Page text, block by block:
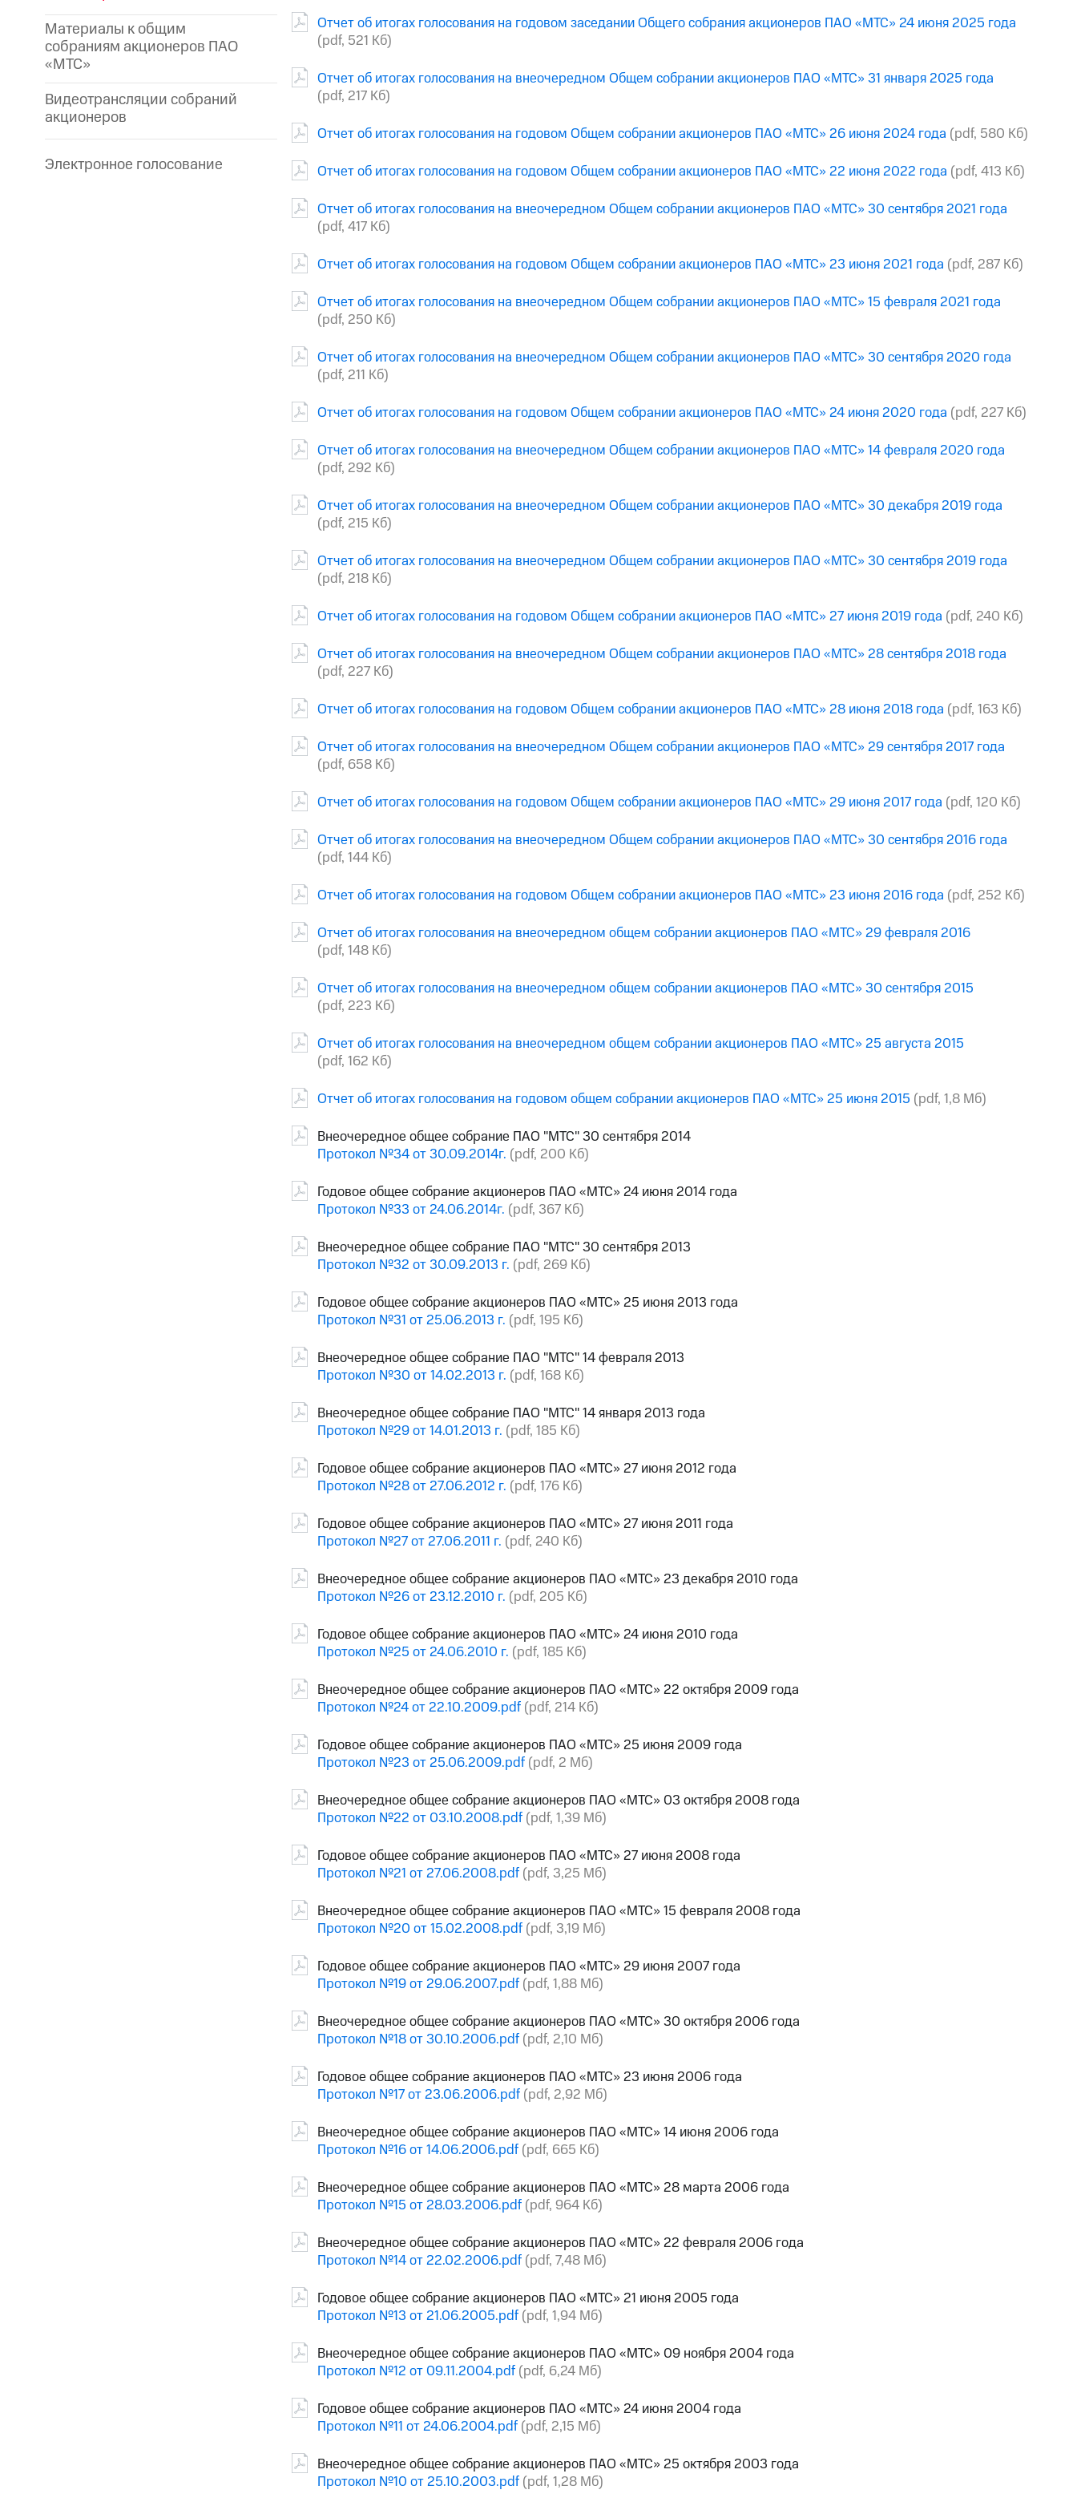
Материалы к общим
собраниям акционеров ПАО
«МТС»
Видеотрансляции собраний
акционеров
Электронное голосование
Отчет об итогах голосования на годовом заседании Общего собрания акционеров ПАО «МТС» 24 июня 2025 года
(pdf, 521 Кб)
Отчет об итогах голосования на внеочередном Общем собрании акционеров ПАО «МТС» 31 января 2025 года
(pdf, 217 Кб)
Отчет об итогах голосования на годовом Общем собрании акционеров ПАО «МТС» 26 июня 2024 года (pdf, 580 Кб)
Отчет об итогах голосования на годовом Общем собрании акционеров ПАО «МТС» 22 июня 2022 года (pdf, 413 Кб)
Отчет об итогах голосования на внеочередном Общем собрании акционеров ПАО «МТС» 30 сентября 2021 года
(pdf, 417 Кб)
Отчет об итогах голосования на годовом Общем собрании акционеров ПАО «МТС» 23 июня 2021 года (pdf, 287 Кб)
Отчет об итогах голосования на внеочередном Общем собрании акционеров ПАО «МТС» 15 февраля 2021 года
(pdf, 250 Кб)
Отчет об итогах голосования на внеочередном Общем собрании акционеров ПАО «МТС» 30 сентября 2020 года
(pdf, 211 Кб)
Отчет об итогах голосования на годовом Общем собрании акционеров ПАО «МТС» 24 июня 2020 года (pdf, 227 Кб)
Отчет об итогах голосования на внеочередном Общем собрании акционеров ПАО «МТС» 14 февраля 2020 года
(pdf, 292 Кб)
Отчет об итогах голосования на внеочередном Общем собрании акционеров ПАО «МТС» 30 декабря 2019 года
(pdf, 215 Кб)
Отчет об итогах голосования на внеочередном Общем собрании акционеров ПАО «МТС» 30 сентября 2019 года
(pdf, 218 Кб)
Отчет об итогах голосования на годовом Общем собрании акционеров ПАО «МТС» 27 июня 2019 года (pdf, 240 Кб)
Отчет об итогах голосования на внеочередном Общем собрании акционеров ПАО «МТС» 28 сентября 2018 года
(pdf, 227 Кб)
Отчет об итогах голосования на годовом Общем собрании акционеров ПАО «МТС» 28 июня 2018 года (pdf, 163 Кб)
Отчет об итогах голосования на внеочередном Общем собрании акционеров ПАО «МТС» 29 сентября 2017 года
(pdf, 658 Кб)
Отчет об итогах голосования на годовом Общем собрании акционеров ПАО «МТС» 29 июня 2017 года (pdf, 120 Кб)
Отчет об итогах голосования на внеочередном Общем собрании акционеров ПАО «МТС» 30 сентября 2016 года
(pdf, 144 Кб)
Отчет об итогах голосования на годовом Общем собрании акционеров ПАО «МТС» 23 июня 2016 года (pdf, 252 Кб)
Отчет об итогах голосования на внеочередном общем собрании акционеров ПАО «МТС» 29 февраля 2016
(pdf, 148 Кб)
Отчет об итогах голосования на внеочередном общем собрании акционеров ПАО «МТС» 30 сентября 2015
(pdf, 223 Кб)
Отчет об итогах голосования на внеочередном общем собрании акционеров ПАО «МТС» 25 августа 2015
(pdf, 162 Кб)
Отчет об итогах голосования на годовом общем собрании акционеров ПАО «МТС» 25 июня 2015 (pdf, 1,8 Мб)
Внеочередное общее собрание ПАО "МТС" 30 сентября 2014
Протокол №34 от 30.09.2014г. (pdf, 200 Кб)
Годовое общее собрание акционеров ПАО «МТС» 24 июня 2014 года
Протокол №33 от 24.06.2014г. (pdf, 367 Кб)
Внеочередное общее собрание ПАО "МТС" 30 сентября 2013
Протокол №32 от 30.09.2013 г. (pdf, 269 Кб)
Годовое общее собрание акционеров ПАО «МТС» 25 июня 2013 года
Протокол №31 от 25.06.2013 г. (pdf, 195 Кб)
Внеочередное общее собрание ПАО "МТС" 14 февраля 2013
Протокол №30 от 14.02.2013 г. (pdf, 168 Кб)
Внеочередное общее собрание ПАО "МТС" 14 января 2013 года
Протокол №29 от 14.01.2013 г. (pdf, 185 Кб)
Годовое общее собрание акционеров ПАО «МТС» 27 июня 2012 года
Протокол №28 от 27.06.2012 г. (pdf, 176 Кб)
Годовое общее собрание акционеров ПАО «МТС» 27 июня 2011 года
Протокол №27 от 27.06.2011 г. (pdf, 240 Кб)
Внеочередное общее собрание акционеров ПАО «МТС» 23 декабря 2010 года
Протокол №26 от 23.12.2010 г. (pdf, 205 Кб)
Годовое общее собрание акционеров ПАО «МТС» 24 июня 2010 года
Протокол №25 от 24.06.2010 г. (pdf, 185 Кб)
Внеочередное общее собрание акционеров ПАО «МТС» 22 октября 2009 года
Протокол №24 от 22.10.2009.pdf (pdf, 214 Кб)
Годовое общее собрание акционеров ПАО «МТС» 25 июня 2009 года
Протокол №23 от 25.06.2009.pdf (pdf, 2 Мб)
Внеочередное общее собрание акционеров ПАО «МТС» 03 октября 2008 года
Протокол №22 от 03.10.2008.pdf (pdf, 1,39 Мб)
Годовое общее собрание акционеров ПАО «МТС» 27 июня 2008 года
Протокол №21 от 27.06.2008.pdf (pdf, 3,25 Мб)
Внеочередное общее собрание акционеров ПАО «МТС» 15 февраля 2008 года
Протокол №20 от 15.02.2008.pdf (pdf, 3,19 Мб)
Годовое общее собрание акционеров ПАО «МТС» 29 июня 2007 года
Протокол №19 от 29.06.2007.pdf (pdf, 1,88 Мб)
Внеочередное общее собрание акционеров ПАО «МТС» 30 октября 2006 года
Протокол №18 от 30.10.2006.pdf (pdf, 2,10 Мб)
Годовое общее собрание акционеров ПАО «МТС» 23 июня 2006 года
Протокол №17 от 23.06.2006.pdf (pdf, 2,92 Мб)
Внеочередное общее собрание акционеров ПАО «МТС» 14 июня 2006 года
Протокол №16 от 14.06.2006.pdf (pdf, 665 Кб)
Внеочередное общее собрание акционеров ПАО «МТС» 28 марта 2006 года
Протокол №15 от 28.03.2006.pdf (pdf, 964 Кб)
Внеочередное общее собрание акционеров ПАО «МТС» 22 февраля 2006 года
Протокол №14 от 22.02.2006.pdf (pdf, 7,48 Мб)
Годовое общее собрание акционеров ПАО «МТС» 21 июня 2005 года
Протокол №13 от 21.06.2005.pdf (pdf, 1,94 Мб)
Внеочередное общее собрание акционеров ПАО «МТС» 09 ноября 2004 года
Протокол №12 от 09.11.2004.pdf (pdf, 6,24 Мб)
Годовое общее собрание акционеров ПАО «МТС» 24 июня 2004 года
Протокол №11 от 24.06.2004.pdf (pdf, 2,15 Мб)
Внеочередное общее собрание акционеров ПАО «МТС» 25 октября 2003 года
Протокол №10 от 25.10.2003.pdf (pdf, 1,28 Мб)